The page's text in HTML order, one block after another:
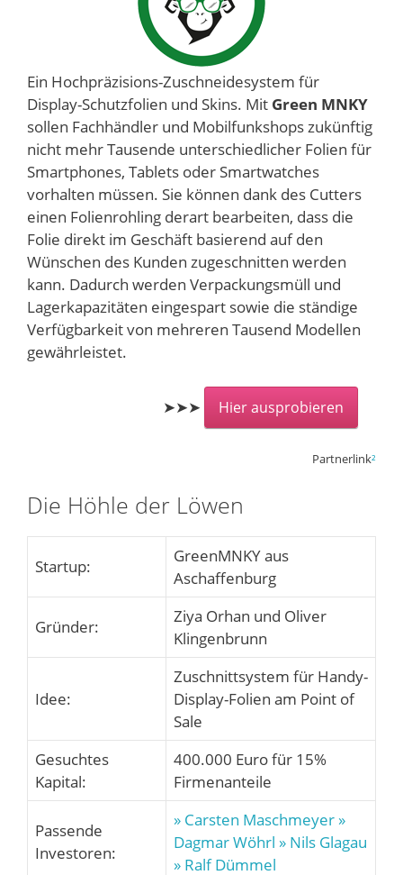
Ein Hochpräzisions-Zuschneidesystem für
Display-Schutzfolien und Skins. Mit Green MNKY
sollen Fachhändler und Mobilfunkshops zukünftig
nicht mehr Tausende unterschiedlicher Folien für
Smartphones, Tablets oder Smartwatches
vorhalten müssen. Sie können dank des Cutters
einen Folienrohling derart bearbeiten, dass die
Folie direkt im Geschäft basierend auf den
Wünschen des Kunden zugeschnitten werden
kann. Dadurch werden Verpackungsmüll und
Lagerkapazitäten eingespart sowie die ständige
Verfügbarkeit von mehreren Tausend Modellen
gewährleistet.
➤➤➤ Hier ausprobieren
Partnerlink²
Die Höhle der Löwen
Startup:
GreenMNKY aus
Aschaffenburg
Gründer:
Ziya Orhan und Oliver
Klingenbrunn
Idee:
Zuschnittsystem für Handy-
Display-Folien am Point of
Sale
Gesuchtes
Kapital:
400.000 Euro für 15%
Firmenanteile
Passende
Investoren:
» Carsten Maschmeyer »
Dagmar Wöhrl » Nils Glagau
» Ralf Dümmel